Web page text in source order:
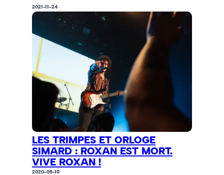
2021-11-24
LES TRIMPES ET ORLOGE
SIMARD : ROXAN EST MORT.
VIVE ROXAN !
2020-05-10